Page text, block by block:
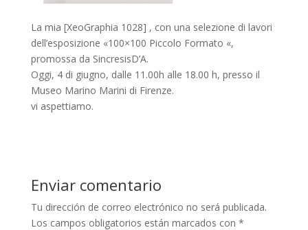
La mia [XeoGraphia 1028] , con una selezione di lavori
dell’esposizione «100×100 Piccolo Formato «,
promossa da SincresisD’A.
Oggi, 4 di giugno, dalle 11.00h alle 18.00 h, presso il
Museo Marino Marini di Firenze.
vi aspettiamo.
Enviar comentario
Tu dirección de correo electrónico no será publicada.
Los campos obligatorios están marcados con *